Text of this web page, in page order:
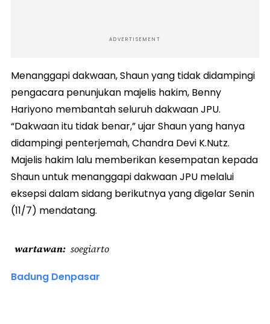
ADVERTISEMENT
Menanggapi dakwaan, Shaun yang tidak didampingi
pengacara penunjukan majelis hakim, Benny
Hariyono membantah seluruh dakwaan JPU.
“Dakwaan itu tidak benar,” ujar Shaun yang hanya
didampingi penterjemah, Chandra Devi K.Nutz.
Majelis hakim lalu memberikan kesempatan kepada
Shaun untuk menanggapi dakwaan JPU melalui
eksepsi dalam sidang berikutnya yang digelar Senin
(11/7) mendatang.
wartawan soegiarto
Badung Denpasar